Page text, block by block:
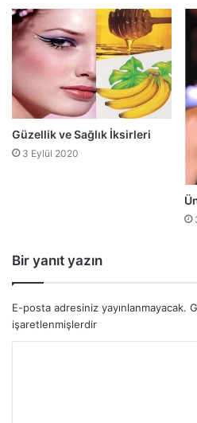
Güzellik ve Sağlık İksirleri
3 Eylül 2020
Bir yanıt yazın
E-posta adresiniz yayınlanmayacak.
işaretlenmişlerdir